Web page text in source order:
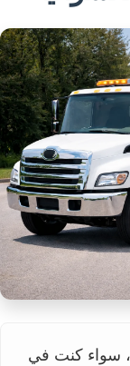
، سواء كنت في